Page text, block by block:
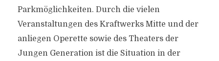
Parkmöglichkeiten. Durch die vielen
Veranstaltungen des Kraftwerks Mitte und der
anliegen Operette sowie des Theaters der
Jungen Generation ist die Situation in der